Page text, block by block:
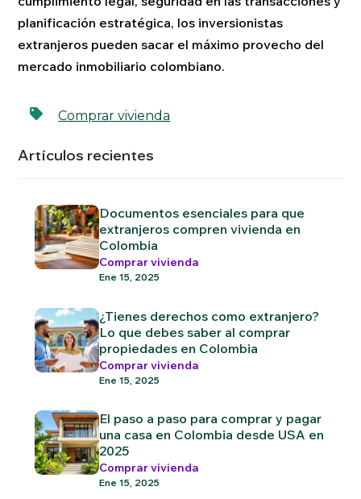
planificación estratégica, los inversionistas
extranjeros pueden sacar el máximo provecho del
mercado inmobiliario colombiano.
Comprar vivienda
Artículos recientes
Documentos esenciales para que
extranjeros compren vivienda en
Colombia
Comprar vivienda
Ene 15, 2025
¿Tienes derechos como extranjero?
Lo que debes saber al comprar
propiedades en Colombia
Comprar vivienda
Ene 15, 2025
El paso a paso para comprar y pagar
una casa en Colombia desde USA en
2025
Comprar vivienda
Ene 15, 2025